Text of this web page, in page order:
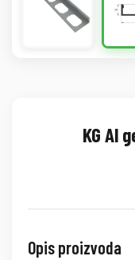
KG Al
Opis proizvoda